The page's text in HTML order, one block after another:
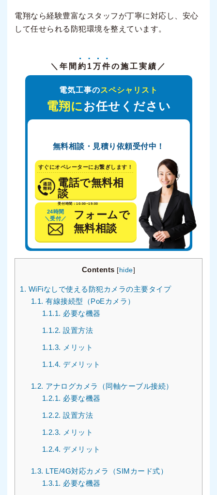
電翔なら経験豊富なスタッフが丁寧に対応し、安心
して任せられる防犯環境を整えています。
＼年間 約1万件の施工実績／
電気工事のスペシャリスト
電翔にお任せください
無料相談・見積り依頼受付中！
すぐにオペレーターにお繋ぎします！
電話で無料相
談
受付時間：10:00~19:00
24時間
＼受付／
フォームで
無料相談
Contents [hide]
1. WiFiなしで使える防犯カメラの主要タイプ
1.1. 有線接続型（PoEカメラ）
1.1.1. 必要な機器
1.1.2. 設置方法
1.1.3. メリット
1.1.4. デメリット
1.2. アナログカメラ（同軸ケーブル接続）
1.2.1. 必要な機器
1.2.2. 設置方法
1.2.3. メリット
1.2.4. デメリット
1.3. LTE/4G対応カメラ（SIMカード式）
1.3.1. 必要な機器